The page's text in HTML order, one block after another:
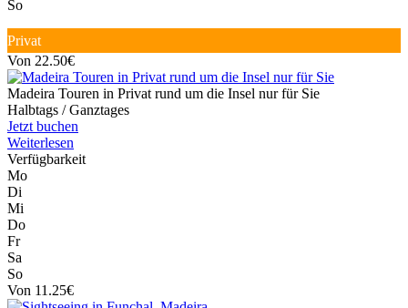
So
Privat
Von 22.50€
Madeira Touren in Privat rund um die Insel nur für Sie
Halbtags / Ganztages
Jetzt buchen
Weiterlesen
Verfügbarkeit
Mo
Di
Mi
Do
Fr
Sa
So
Von 11.25€